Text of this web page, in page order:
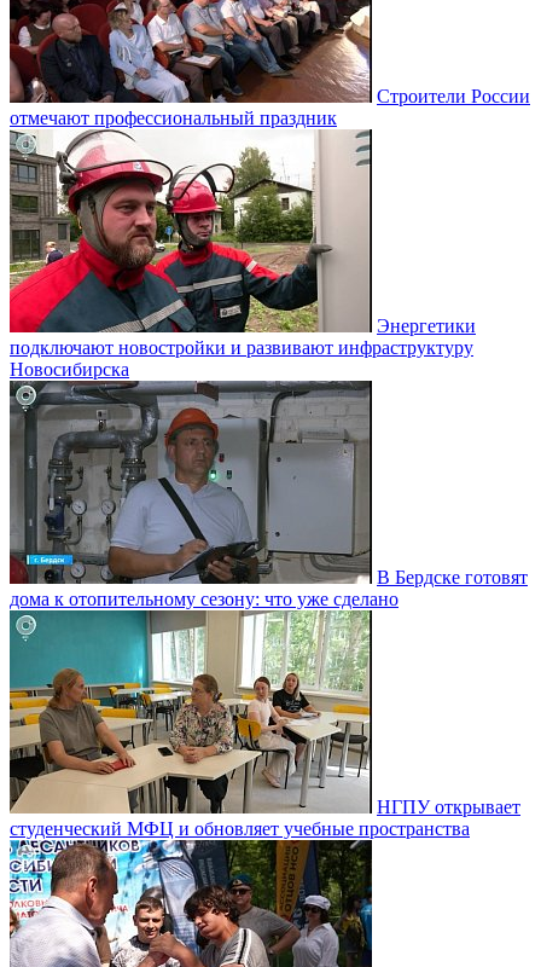
Строители России
отмечают профессиональный праздник
Энергетики
подключают новостройки и развивают инфраструктуру
Новосибирска
В Бердске готовят
дома к отопительному сезону: что уже сделано
НГПУ открывает
студенческий МФЦ и обновляет учебные пространства